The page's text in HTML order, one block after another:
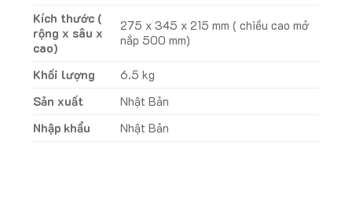
Kích thước (
rộng x sâu x
cao)
275 x 345 x 215 mm ( chiều cao mở
nắp 500 mm)
Khối lượng
6.5 kg
Sản xuất
Nhật Bản
Nhập khẩu
Nhật Bản